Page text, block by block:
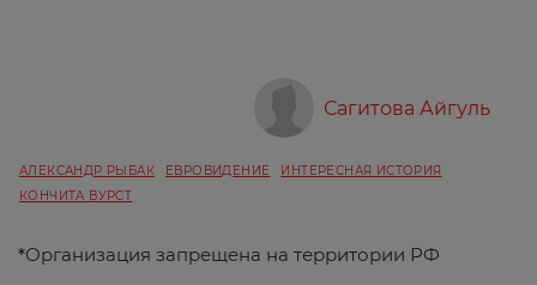
Сагитова Айгуль
АЛЕКСАНДР РЫБАК ЕВРОВИДЕНИЕ
ИНТЕРЕСНАЯ ИСТОРИЯ
КОНЧИТА ВУРСТ
*Организация запрещена на территории РФ